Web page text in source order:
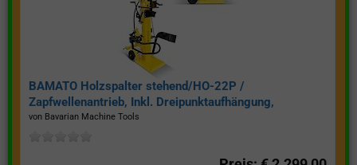
BAMATO Holzspalter stehend/HO-22P /
Zapfwellenantrieb, Inkl. Dreipunktaufhängung,
Spaltkraft 22 Tonnen*
von Bavarian Machine Tools